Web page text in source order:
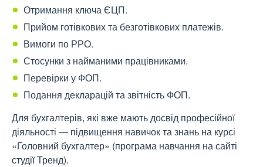
Отримання ключа ЄЦП.
Прийом готівкових та безготівкових платежів.
Вимоги по РРО.
Стосунки з найманими працівниками.
Перевірки у ФОП.
Подання декларацій та звітність ФОП.
Для бухгалтерів, які вже мають досвід професійної
діяльності — підвищення навичок та знань на курсі
«Головний бухгалтер» (програма навчання на сайті
студії Тренд).